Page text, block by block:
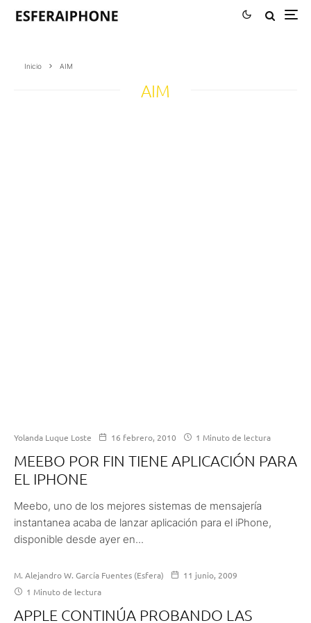
Inicio AIM
AIM
Yolanda Luque Loste 16 febrero, 2010 1 Minuto de lectura
MEEBO POR FIN TIENE APLICACIÓN PARA
EL IPHONE
Meebo, uno de los mejores sistemas de mensajería
instantanea acaba de lanzar aplicación para el iPhone,
disponible desde ayer en...
M. Alejandro W. García Fuentes (Esfera)
11 junio, 2009
1 Minuto de lectura
APPLE CONTINÚA PROBANDO LAS